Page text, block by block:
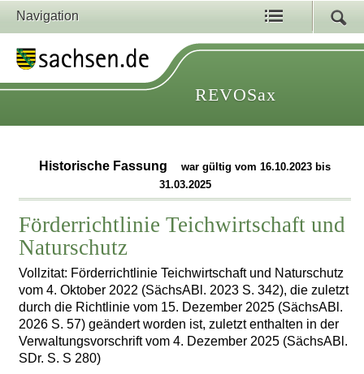
Navigation
REVOSax
Historische Fassung
war gültig vom 16.10.2023 bis
31.03.2025
Förderrichtlinie Teichwirtschaft und
Naturschutz
Vollzitat: Förderrichtlinie Teichwirtschaft und Naturschutz
vom 4. Oktober 2022 (SächsABl. 2023 S. 342), die zuletzt
durch die Richtlinie vom 15. Dezember 2025 (SächsABl.
2026 S. 57) geändert worden ist, zuletzt enthalten in der
Verwaltungsvorschrift vom 4. Dezember 2025 (SächsABl.
SDr. S. S 280)